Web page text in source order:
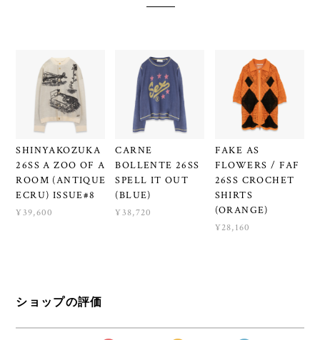
SHINYAKOZUKA
26SS A ZOO OF A
ROOM (ANTIQUE
ECRU) ISSUE#8
¥39,600
CARNE
BOLLENTE 26SS
SPELL IT OUT
(BLUE)
¥38,720
FAKE AS
FLOWERS / FAF
26SS CROCHET
SHIRTS
(ORANGE)
¥28,160
ショップの評価